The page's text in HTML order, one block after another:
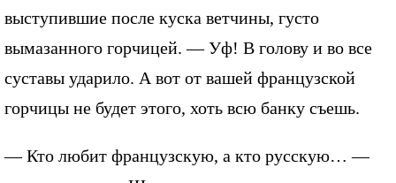
выступившие после куска ветчины, густо
вымазанного горчицей. — Уф! В голову и во все
суставы ударило. А вот от вашей французской
горчицы не будет этого, хоть всю банку съешь.
— Кто любит французскую, а кто русскую… —